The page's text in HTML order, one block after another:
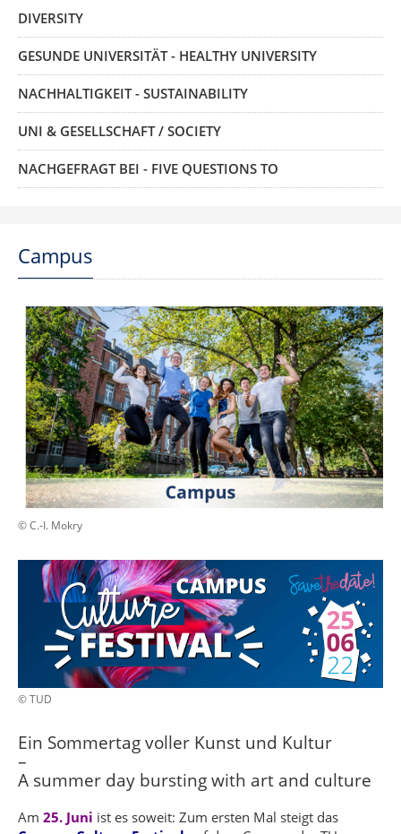
DIVERSITY
GESUNDE UNIVERSITÄT - HEALTHY UNIVERSITY
NACHHALTIGKEIT - SUSTAINABILITY
UNI & GESELLSCHAFT / SOCIETY
NACHGEFRAGT BEI - FIVE QUESTIONS TO
Campus
© C.-I. Mokry
© TUD
Ein Sommertag voller Kunst und Kultur
–
A summer day bursting with art and culture
Am 25. Juni ist es soweit: Zum ersten Mal steigt das